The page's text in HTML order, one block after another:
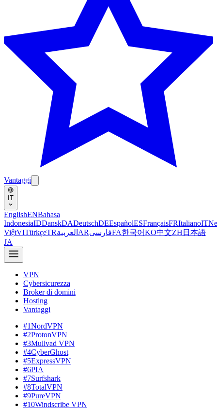
Vantaggi
IT
EnglishENBahasa
IndonesiaIDDanskDADeutschDEEspañolESFrançaisFRItalianoIT
ViệtVITürkçeTRالعربية ARفارسیFA한국어KO中文ZH 日本語
JA
VPN
Cybersicurezza
Broker di domini
Hosting
Vantaggi
#1NordVPN
#2ProtonVPN
#3Mullvad VPN
#4CyberGhost
#5ExpressVPN
#6PIA
#7Surfshark
#8TotalVPN
#9PureVPN
#10Windscribe VPN